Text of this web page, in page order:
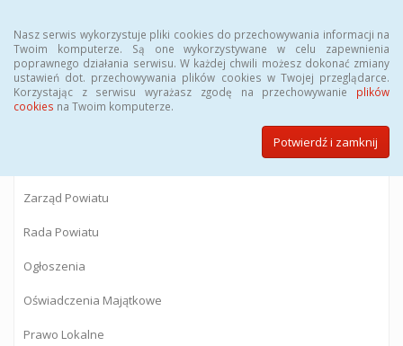
Nasz serwis wykorzystuje pliki cookies do przechowywania informacji na
Twoim komputerze. Są one wykorzystywane w celu zapewnienia
poprawnego działania serwisu. W każdej chwili możesz dokonać zmiany
ustawień dot. przechowywania plików cookies w Twojej przeglądarce.
Korzystając z serwisu wyrażasz zgodę na przechowywanie plików
cookies na Twoim komputerze.
Potwierdź i zamknij
BIULETYN INFORMACJI PUBLICZNEJ
Starostwa Powiatowego w Gostyninie
Zarząd Powiatu
Rada Powiatu
Ogłoszenia
Oświadczenia Majątkowe
Prawo Lokalne